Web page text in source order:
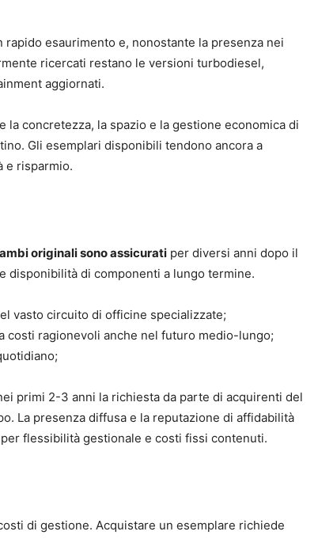
rapido esaurimento e, nonostante la presenza nei
ricercati restano le versioni turbodiesel,
aggiornati.
concretezza, la spazio e la gestione economica di
Gli esemplari disponibili tendono ancora a
e risparmio.
originali sono assicurati per diversi anni dopo il
disponibilità di componenti a lungo termine.
vasto circuito di officine specializzate;
costi ragionevoli anche nel futuro medio-lungo;
primi 2-3 anni la richiesta da parte di acquirenti del
La presenza diffusa e la reputazione di affidabilità
flessibilità gestionale e costi fissi contenuti.
di gestione. Acquistare un esemplare richiede